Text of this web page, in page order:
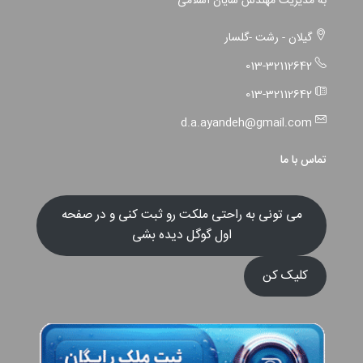
گیلان - رشت -گلسار
013-32112642
013-32112642
d.a.ayandeh@gmail.com
تماس با ما
می تونی به راحتی ملکت رو ثبت کنی و در صفحه
اول گوگل دیده بشی
کلیک کن